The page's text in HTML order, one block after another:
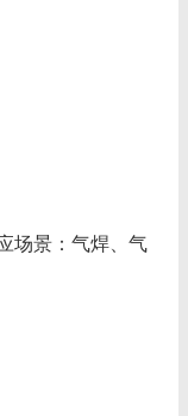
场景：气焊、气